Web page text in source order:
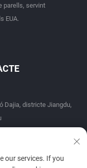
parells, servint
EUA.
Dajia, districte Jiangdu,
our services. If you